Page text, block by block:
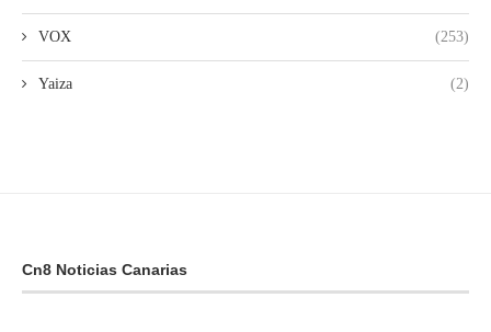
VOX (253)
Yaiza (2)
Cn8 Noticias Canarias